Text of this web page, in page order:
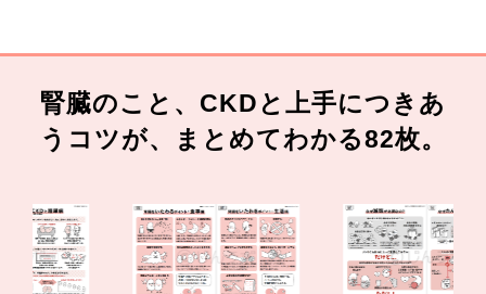
腎臓のこと、CKDと上手につきあ
うコツが、まとめてわかる82枚。